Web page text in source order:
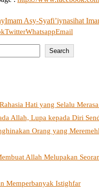
Imam Asy-Syafi’iynasihat
TwitterWhatsappEmail
Search
Hati yang Selalu
Allah, Lupa kepada Diri
Orang yang
Allah Melupakan
Memperbanyak Istighfar